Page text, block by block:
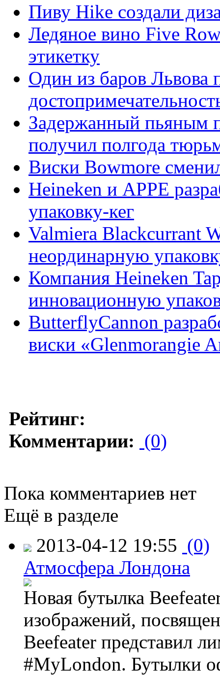
Пиву Hike создали
Ледяное вино Five
этикетку
Один из баров
Задержанный пьяным
получил полгода
Виски Bowmore
Heineken и APPE
упаковку-кег
Valmiera Blackcurrant
неординарную
Компания Heineken
инновационную
ButterflyCannon
виски «Glenmorangie
Рейтинг:
Комментарии: (0)
Пока комментариев нет
Ещё в разделе
2013-04-12 19:55 (0)
Атмосфера Лондона
Новая бутылка
изображений,
Beefeater представил
#MyLondon. Бутылки